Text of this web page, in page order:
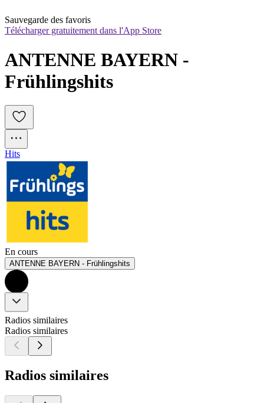
Sauvegarde des favoris
Télécharger gratuitement dans l'App Store
ANTENNE BAYERN -
Frühlingshits
Hits
En cours
ANTENNE BAYERN - Frühlingshits
Radios similaires
Radios similaires
Radios similaires